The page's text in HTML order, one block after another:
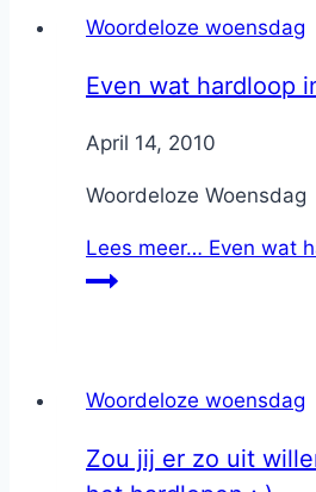
Woordeloze woensdag
Even wat hardloop
ByNicole
April 14, 2010
Woordeloze Woensdag
Lees meer… Even wat
Woordeloze woensdag
Zou jij er zo uit